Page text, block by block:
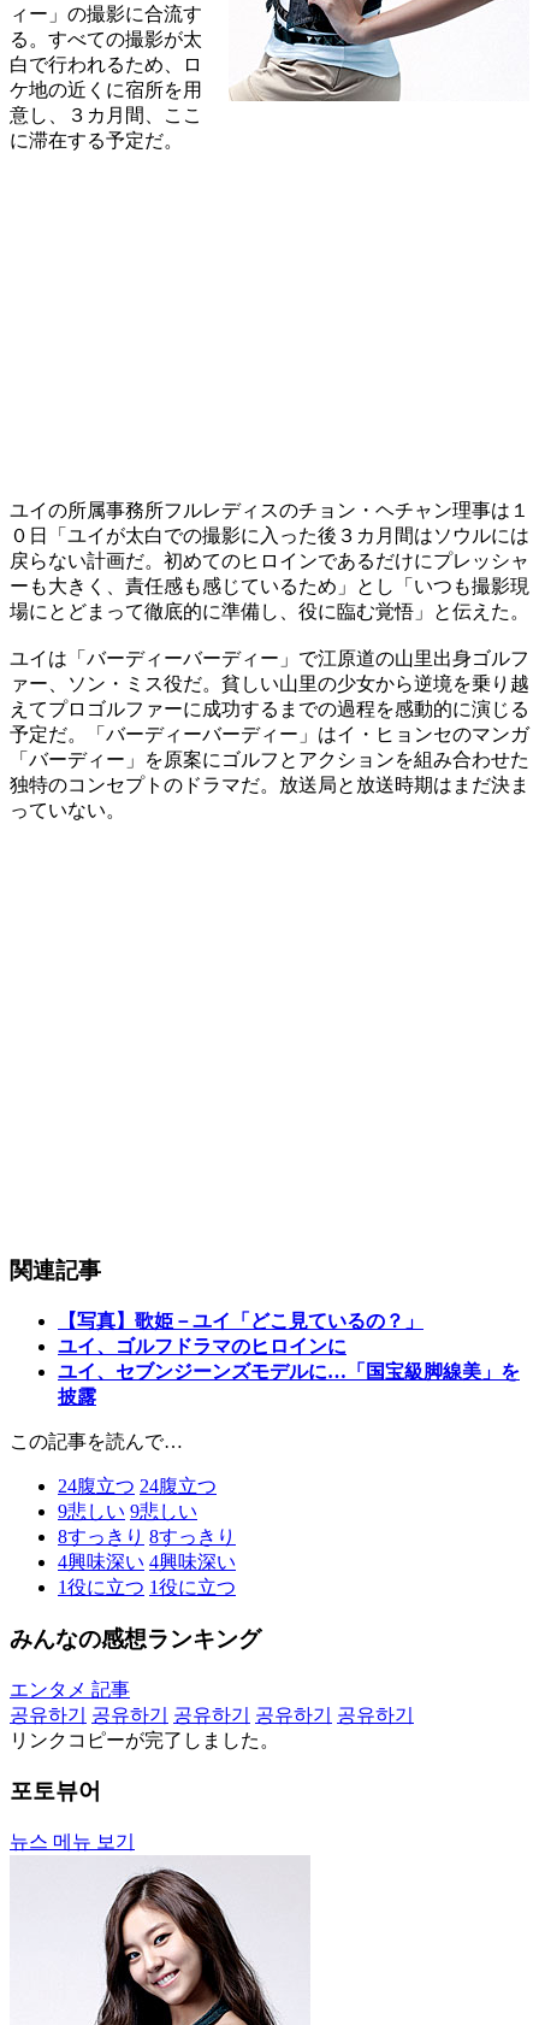
ィー」の撮影に合流す
る。すべての撮影が太
白で行われるため、ロ
ケ地の近くに宿所を用
意し、３カ月間、ここ
に滞在する予定だ。
ユイの所属事務所フルレディスのチョン・ヘチャン理事は１
０日「ユイが太白での撮影に入った後３カ月間はソウルには
戻らない計画だ。初めてのヒロインであるだけにプレッシャ
ーも大きく、責任感も感じているため」とし「いつも撮影現
場にとどまって徹底的に準備し、役に臨む覚悟」と伝えた。
ユイは「バーディーバーディー」で江原道の山里出身ゴルフ
ァー、ソン・ミス役だ。貧しい山里の少女から逆境を乗り越
えてプロゴルファーに成功するまでの過程を感動的に演じる
予定だ。「バーディーバーディー」はイ・ヒョンセのマンガ
「バーディー」を原案にゴルフとアクションを組み合わせた
独特のコンセプトのドラマだ。放送局と放送時期はまだ決ま
っていない。
関連記事
【写真】歌姫－ユイ「どこ見ているの？」
ユイ、ゴルフドラマのヒロインに
ユイ、セブンジーンズモデルに…「国宝級脚線美」を
披露
この記事を読んで…
24腹立つ 24腹立つ
9悲しい 9悲しい
8すっきり 8すっきり
4興味深い 4興味深い
1役に立つ 1役に立つ
みんなの感想ランキング
エンタメ 記事
공유하기
공유하기 공유하기 공유하기
공유하기
リンクコピーが完了しました。
포토뷰어
뉴스 메뉴 보기